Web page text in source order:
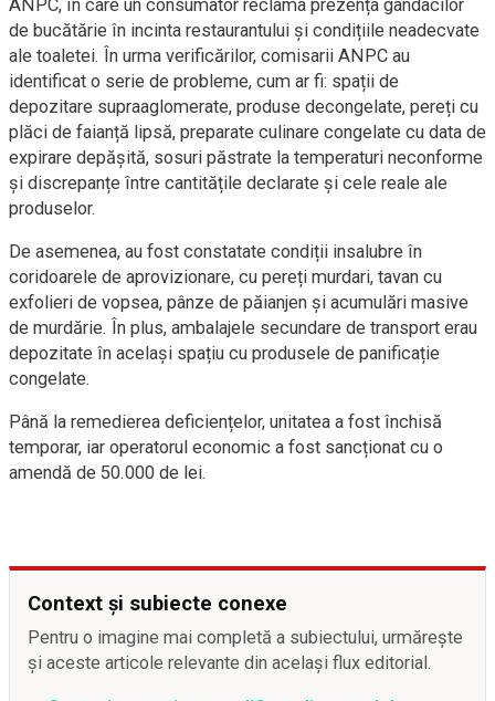
ANPC, în care un consumator reclama prezența gândacilor
de bucătărie în incinta restaurantului și condițiile neadecvate
ale toaletei. În urma verificărilor, comisarii ANPC au
identificat o serie de probleme, cum ar fi: spații de
depozitare supraaglomerate, produse decongelate, pereți cu
plăci de faianță lipsă, preparate culinare congelate cu data de
expirare depășită, sosuri păstrate la temperaturi neconforme
și discrepanțe între cantitățile declarate și cele reale ale
produselor.
De asemenea, au fost constatate condiții insalubre în
coridoarele de aprovizionare, cu pereți murdari, tavan cu
exfolieri de vopsea, pânze de păianjen și acumulări masive
de murdărie. În plus, ambalajele secundare de transport erau
depozitate în același spațiu cu produsele de panificație
congelate.
Până la remedierea deficiențelor, unitatea a fost închisă
temporar, iar operatorul economic a fost sancționat cu o
amendă de 50.000 de lei.
Context și subiecte conexe
Pentru o imagine mai completă a subiectului, urmărește
și aceste articole relevante din același flux editorial.